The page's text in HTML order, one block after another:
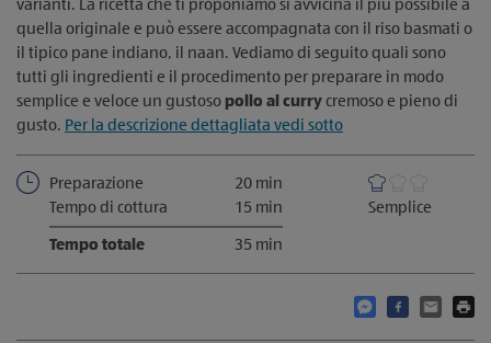
varianti. La ricetta che ti proponiamo si avvicina il più possibile a
quella originale e può essere accompagnata con il riso basmati o
il tipico pane indiano, il naan. Vediamo di seguito quali sono
tutti gli ingredienti e il procedimento per preparare in modo
semplice e veloce un gustoso pollo al curry cremoso e pieno di
gusto. Per la descrizione dettagliata vedi sotto
Preparazione
20 min
Tempo di cottura
15 min
Tempo totale 35 min
Semplice
Condividi questo
Condividi